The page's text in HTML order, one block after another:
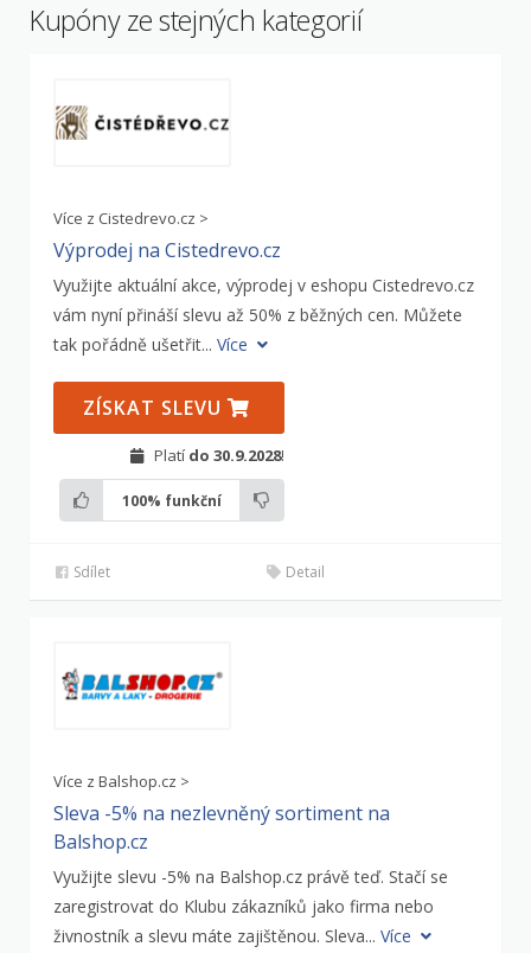
Kupóny ze stejných kategorií
Více z Cistedrevo.cz >
Výprodej na Cistedrevo.cz
Využijte aktuální akce, výprodej v eshopu Cistedrevo.cz
vám nyní přináší slevu až 50% z běžných cen. Můžete
tak pořádně ušetřit... Více
ZÍSKAT SLEVU
Platí do 30.9.2028!
100% funkční
Sdílet Detail
Více z Balshop.cz >
Sleva -5% na nezlevněný sortiment na
Balshop.cz
Využijte slevu -5% na Balshop.cz právě teď. Stačí se
zaregistrovat do Klubu zákazníků jako firma nebo
živnostník a slevu máte zajištěnou. Sleva... Více